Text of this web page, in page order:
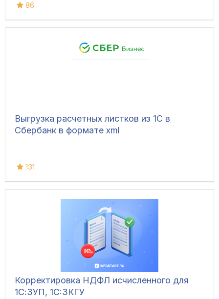
86
Выгрузка расчетных листков из 1С в
Сбербанк в формате xml
131
Корректировка НДФЛ исчисленного для
1С:ЗУП, 1C:ЗКГУ